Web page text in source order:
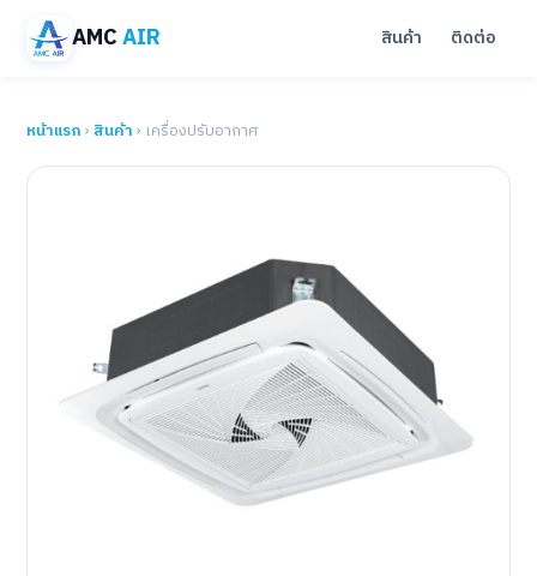
AMCAIR สินค้า ติดต่อ
หน้าแรก› สินค้า› เครื่องปรับอากาศ